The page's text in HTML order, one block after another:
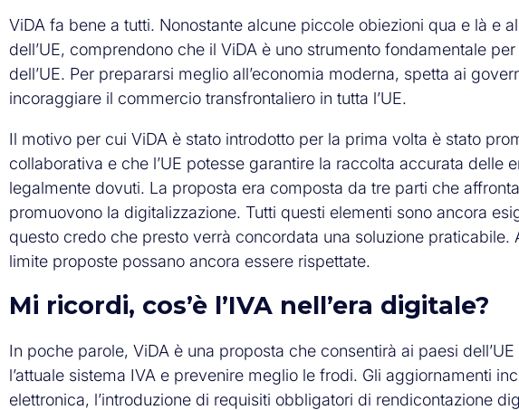
ViDA fa bene a tutti. Nonostante alcune piccole obiezioni qua e là e
dell’UE, comprendono che il ViDA è uno strumento fondamentale
dell’UE. Per prepararsi meglio all’economia moderna, spetta ai
incoraggiare il commercio transfrontaliero in tutta l’UE.
Il motivo per cui ViDA è stato introdotto per la prima volta è stato
collaborativa e che l’UE potesse garantire la raccolta accurata delle
legalmente dovuti. La proposta era composta da tre parti che
promuovono la digitalizzazione. Tutti questi elementi sono ancora
questo credo che presto verrà concordata una soluzione
limite proposte possano ancora essere rispettate.
Mi ricordi, cos’è l’IVA nell’era digitale?
In poche parole, ViDA è una proposta che consentirà ai paesi
l’attuale sistema IVA e prevenire meglio le frodi. Gli aggiornamenti
elettronica, l’introduzione di requisiti obbligatori di rendicontazione